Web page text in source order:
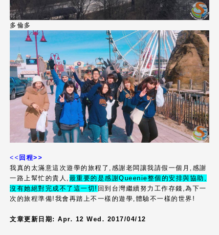
多倫多
<< 回程>>
我真的太滿意這次遊學的旅程了,感謝老闆讓我請假一個月,感謝
一路上幫忙的貴人, 最重要的是感謝Queenie整個的安排與協助,
沒有她絕對完成不了這一切! 回到台灣繼續努力工作存錢,為下一
次的旅程準備!我會再踏上不一樣的遊學,體驗不一樣的世界!
文章更新日期: Apr. 12 Wed. 2017/04/12